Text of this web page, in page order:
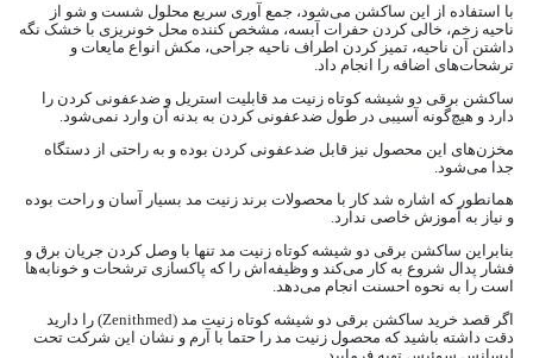
با استفاده از این ساکشن می‌شود، جمع آوری سریع محلول شست و شو از
ناحیه زخم، خالی کردن حفرات آبسه، مشخص کننده محل خونریزی با خشک نگه
داشتن آن ناحیه، تمیز کردن اطراف ناحیه جراحی، مکش انواع مایعات و
ترشحات‌های اضافه را انجام داد.
ساکشن برقی دو شیشه کوتاه زنیت مد قابلیت استریل و ضدعفونی کردن را
دارد و هیچ‌گونه آسیبی در طول ضدعفونی کردن به بدنه آن وارد نمی‌شود.
مخزن‌های این محصول نیز قابل ضدعفونی کردن بوده و به راحتی از دستگاه
جدا می‌شود.
همانطور که اشاره شد کار با محصولات برند زنیت مد بسیار آسان و راحت بوده
و نیاز به آموزش خاصی ندارد.
بنابراین ساکشن برقی دو شیشه کوتاه زنیت مد تنها با وصل کردن جریان برق و
فشار پدال شروع به کار می‌کند و وظیفه‌اش را که پاکسازی ترشحات و خونابه‌ها
است را به نحوه احسنت انجام می‌دهد.
اگر قصد خرید ساکشن برقی دو شیشه کوتاه زنیت مد (Zenithmed) را دارید
دقت داشته باشید که محصول زنیت مد را حتما با آرم و نشان این شرکت تحت